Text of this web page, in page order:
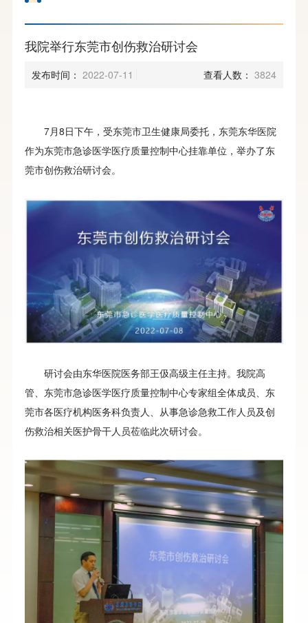
我院举行东莞市创伤救治研讨会
发布时间： 2022-07-11 查看人数： 3824
7月8日下午，受东莞市卫生健康局委托，东莞东华医院
作为东莞市急诊医学医疗质量控制中心挂靠单位，举办了东
莞市创伤救治研讨会。
研讨会由东华医院医务部王伋高级主任主持。我院高
管、东莞市急诊医学医疗质量控制中心专家组全体成员、东
莞市各医疗机构医务科负责人、从事急诊急救工作人员及创
伤救治相关医护骨干人员莅临此次研讨会。